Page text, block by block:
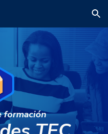
Skip to navigation
formación